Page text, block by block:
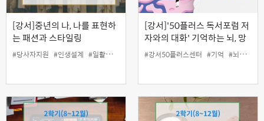
[강서]중년의 나, 나를 표현하
는 패션과 스타일링
#당사자지원 #인생설계 #일활동지원
[강서]'50플러스 독서포럼 저
자와의 대화' 기억하는 뇌, 망
각하는 뇌 (온라인)
#강서50플러스센터 #기억 #뇌 #독서